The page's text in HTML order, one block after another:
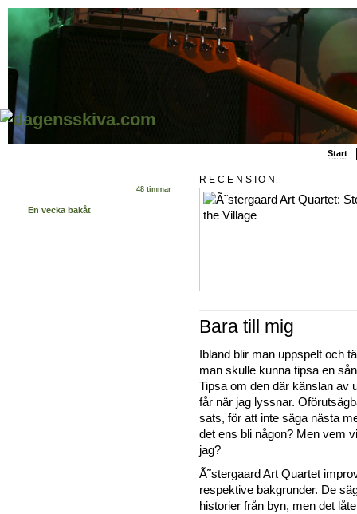
Start
48 timmar
En vecka bakåt
RECENSION
Bara till mig
Ibland blir man uppspelt och
man skulle kunna tipsa en
Tipsa om den där känslan av
får när jag lyssnar.
sats, för att inte säga nästa
det ens bli någon? Men vem
jag?
Ã˜stergaard Art Quartet
respektive bakgrunder. De
historier från byn, men det